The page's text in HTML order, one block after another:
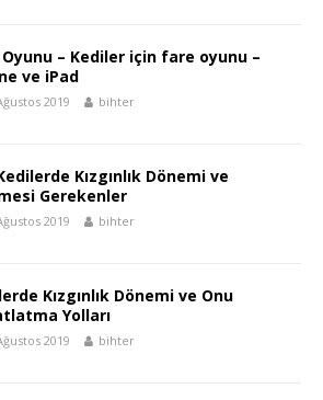
Oyunu – Kediler için fare oyunu –
ve iPad
2019 bihter
Kızgınlık Dönemi ve
Gerekenler
2019 bihter
Kızgınlık Dönemi ve Onu
Yolları
2019 bihter